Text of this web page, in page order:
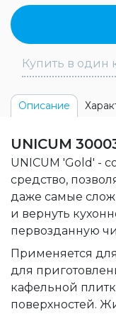
Купить в один
Описание
UNICUM
UNICUM 'Gold' -
средство,
даже самые
и вернуть
первозданную
Применяется
для
кафельной
поверхностей.